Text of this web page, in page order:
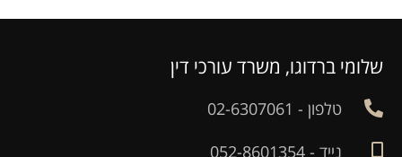
שלומי ברדוגו, משרד עורכי דין
טלפון - 02-6307061
נייד - 052-8601354